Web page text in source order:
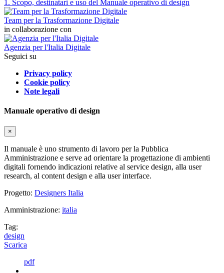
1. Scopo, destinatari e uso del Manuale operativo di design
Team per la Trasformazione Digitale
in collaborazione con
Agenzia per l'Italia Digitale
Seguici su
Privacy policy
Cookie policy
Note legali
Manuale operativo di design
×
Il manuale è uno strumento di lavoro per la Pubblica
Amministrazione e serve ad orientare la progettazione di ambienti
digitali fornendo indicazioni relative al service design, alla user
research, al content design e alla user interface.
Progetto: Designers Italia
Amministrazione: italia
Tag:
design
Scarica
pdf